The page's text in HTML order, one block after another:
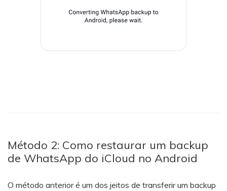
Método 2: Como restaurar um backup
de WhatsApp do iCloud no Android
O método anterior é um dos jeitos de transferir um backup